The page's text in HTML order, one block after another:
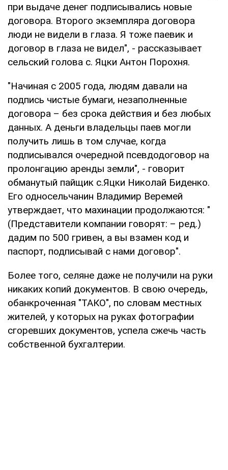
при выдаче денег подписывались новые
договора. Второго экземпляра договора
люди не видели в глаза. Я тоже паевик и
договор в глаза не видел", - рассказывает
сельский голова с. Яцки Антон Порохня.
"Начиная с 2005 года, людям давали на
подпись чистые бумаги, незаполненные
договора – без срока действия и без любых
данных. А деньги владельцы паев могли
получить лишь в том случае, когда
подписывался очередной псевдодоговор на
пролонгацию аренды земли", - говорит
обманутый пайщик с.Яцки Николай Биденко.
Его односельчанин Владимир Веремей
утверждает, что махинации продолжаются: "
(Представители компании говорят: – ред.)
дадим по 500 гривен, а вы взамен код и
паспорт, подписывай с нами договор".
Более того, селяне даже не получили на руки
никаких копий документов. В свою очередь,
обанкроченная "ТАКО", по словам местных
жителей, у которых на руках фотографии
сгоревших документов, успела сжечь часть
собственной бухгалтерии.